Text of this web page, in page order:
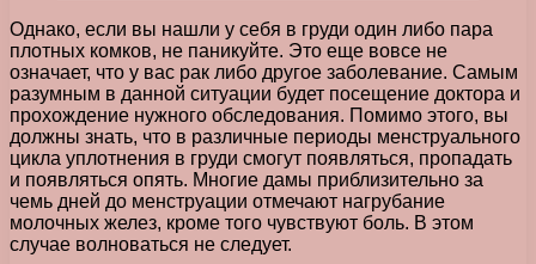
Однако, если вы нашли у себя в груди один либо пара
плотных комков, не паникуйте. Это еще вовсе не
означает, что у вас рак либо другое заболевание. Самым
разумным в данной ситуации будет посещение доктора и
прохождение нужного обследования. Помимо этого, вы
должны знать, что в различные периоды менструального
цикла уплотнения в груди смогут появляться, пропадать
и появляться опять. Многие дамы приблизительно за
чемь дней до менструации отмечают нагрубание
молочных желез, кроме того чувствуют боль. В этом
случае волноваться не следует.